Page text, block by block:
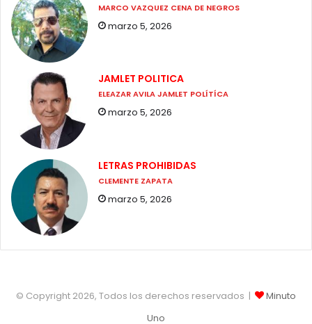
MARCO VAZQUEZ CENA DE NEGROS
marzo 5, 2026
JAMLET POLITICA
ELEAZAR AVILA JAMLET POLÍTÍCA
marzo 5, 2026
LETRAS PROHIBIDAS
CLEMENTE ZAPATA
marzo 5, 2026
© Copyright 2026, Todos los derechos reservados |
Minuto
Uno